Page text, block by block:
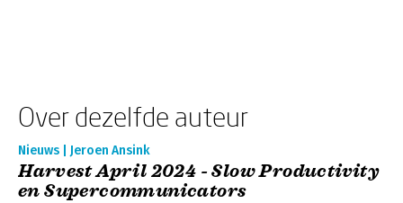
Over dezelfde auteur
Nieuws | Jeroen Ansink
Harvest April 2024 - Slow Productivity
en Supercommunicators